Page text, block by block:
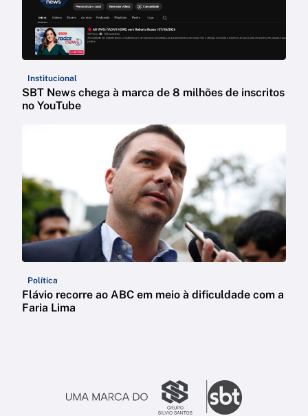
Institucional
SBT News chega à marca de 8 milhões de inscritos
no YouTube
Política
Flávio recorre ao ABC em meio à dificuldade com a
Faria Lima